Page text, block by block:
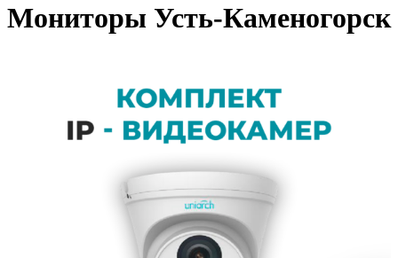
Мониторы Усть-Каменогорск